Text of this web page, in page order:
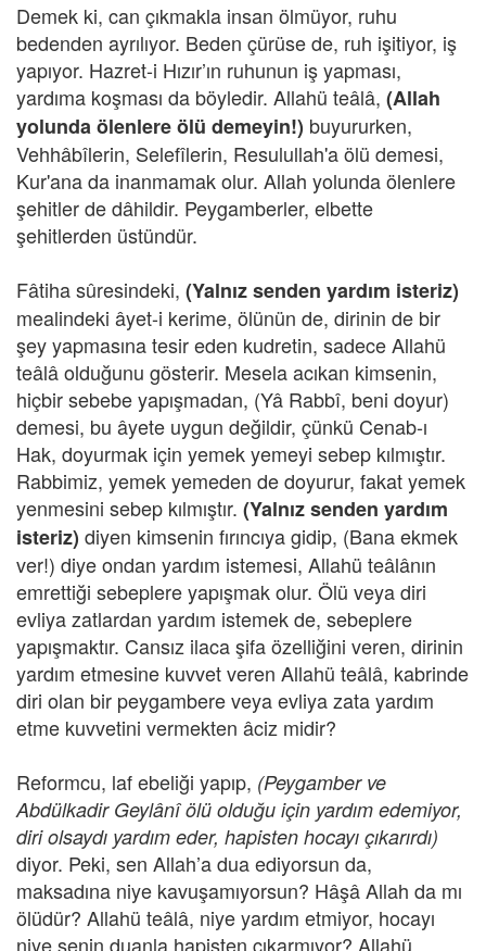
Demek ki, can çıkmakla insan ölmüyor, ruhu
bedenden ayrılıyor. Beden çürüse de, ruh işitiyor, iş
yapıyor. Hazret-i Hızır’ın ruhunun iş yapması,
yardıma koşması da böyledir. Allahü teâlâ, (Allah
yolunda ölenlere ölü demeyin!) buyururken,
Vehhâbîlerin, Selefîlerin, Resulullah'a ölü demesi,
Kur'ana da inanmamak olur. Allah yolunda ölenlere
şehitler de dâhildir. Peygamberler, elbette
şehitlerden üstündür.
Fâtiha sûresindeki, (Yalnız senden yardım isteriz)
mealindeki âyet-i kerime, ölünün de, dirinin de bir
şey yapmasına tesir eden kudretin, sadece Allahü
teâlâ olduğunu gösterir. Mesela acıkan kimsenin,
hiçbir sebebe yapışmadan, (Yâ Rabbî, beni doyur)
demesi, bu âyete uygun değildir, çünkü Cenab-ı
Hak, doyurmak için yemek yemeyi sebep kılmıştır.
Rabbimiz, yemek yemeden de doyurur, fakat yemek
yenmesini sebep kılmıştır. (Yalnız senden yardım
isteriz) diyen kimsenin fırıncıya gidip, (Bana ekmek
ver!) diye ondan yardım istemesi, Allahü teâlânın
emrettiği sebeplere yapışmak olur. Ölü veya diri
evliya zatlardan yardım istemek de, sebeplere
yapışmaktır. Cansız ilaca şifa özelliğini veren, dirinin
yardım etmesine kuvvet veren Allahü teâlâ, kabrinde
diri olan bir peygambere veya evliya zata yardım
etme kuvvetini vermekten âciz midir?
Reformcu, laf ebeliği yapıp, (Peygamber ve
Abdülkadir Geylânî ölü olduğu için yardım edemiyor,
diri olsaydı yardım eder, hapisten hocayı çıkarırdı)
diyor. Peki, sen Allah’a dua ediyorsun da,
maksadına niye kavuşamıyorsun? Hâşâ Allah da mı
ölüdür? Allahü teâlâ, niye yardım etmiyor, hocayı
niye senin duanla hapisten çıkarmıyor? Allahü